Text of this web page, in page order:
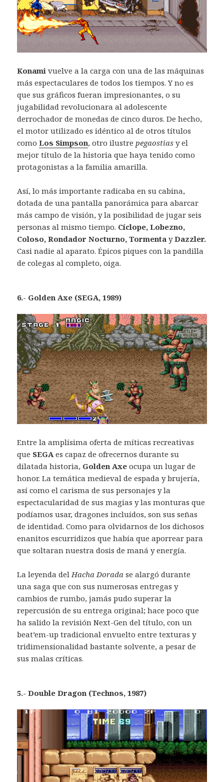
Konami vuelve a la carga con una de las máquinas
más espectaculares de todos los tiempos. Y no es
que sus gráficos fueran impresionantes, o su
jugabilidad revolucionara al adolescente
derrochador de monedas de cinco duros. De hecho,
el motor utilizado es idéntico al de otros títulos
comoLos Simpson, otro ilustrepegaostias y el
mejor título de la historia que haya tenido como
protagonistas a la familia amarilla.
Así, lo más importante radicaba en su cabina,
dotada de una pantalla panorámica para abarcar
más campo de visión, y la posibilidad de jugar seis
personas al mismo tiempo. Cíclope, Lobezno,
Coloso, Rondador Nocturno, TormentayDazzler.
Casi nadie al aparato. Épicos piques con la pandilla
de colegas al completo, oiga.
6.- Golden Axe (SEGA, 1989)
Entre la amplísima oferta de míticas recreativas
que SEGAes capaz de ofrecernos durante su
dilatada historia, Golden Axeocupa un lugar de
honor. La temática medieval de espada y brujería,
así como el carisma de sus personajes y la
espectacularidad de sus magias y las monturas que
podíamos usar, dragones incluídos, son sus señas
de identidad. Como para olvidarnos de los dichosos
enanitos escurridizos que había que aporrear para
que soltaran nuestra dosis de maná y energía.
La leyenda delHacha Dorada se alargó durante
una saga que con sus numerosas entregas y
cambios de rumbo, jamás pudo superar la
repercusión de su entrega original; hace poco que
ha salido la revisión Next-Gen del título, con un
beat’em-up tradicional envuelto entre texturas y
tridimensionalidad bastante solvente, a pesar de
sus malas críticas.
5.- Double Dragon (Technos, 1987)